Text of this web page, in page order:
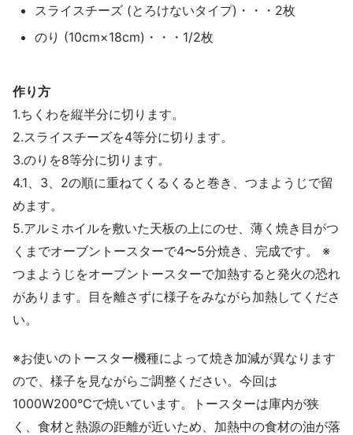
スライスチーズ (とろけないタイプ)・・・2枚
のり (10cm×18cm)・・・1/2枚
作り方
1.ちくわを縦半分に切ります。
2.スライスチーズを4等分に切ります。
3.のりを8等分に切ります。
4.1、3、2の順に重ねてくるくると巻き、つまようじで留
めます。
5.アルミホイルを敷いた天板の上にのせ、薄く焼き目がつ
くまでオーブントースターで4〜5分焼き、完成です。 ※
つまようじをオーブントースターで加熱すると発火の恐れ
があります。目を離さずに様子をみながら加熱してくださ
い。
※お使いのトースター機種によって焼き加減が異なります
ので、様子を見ながらご調整ください。今回は
1000W200℃で焼いています。トースターは庫内が狭
く、食材と熱源の距離が近いため、加熱中の食材の油が落